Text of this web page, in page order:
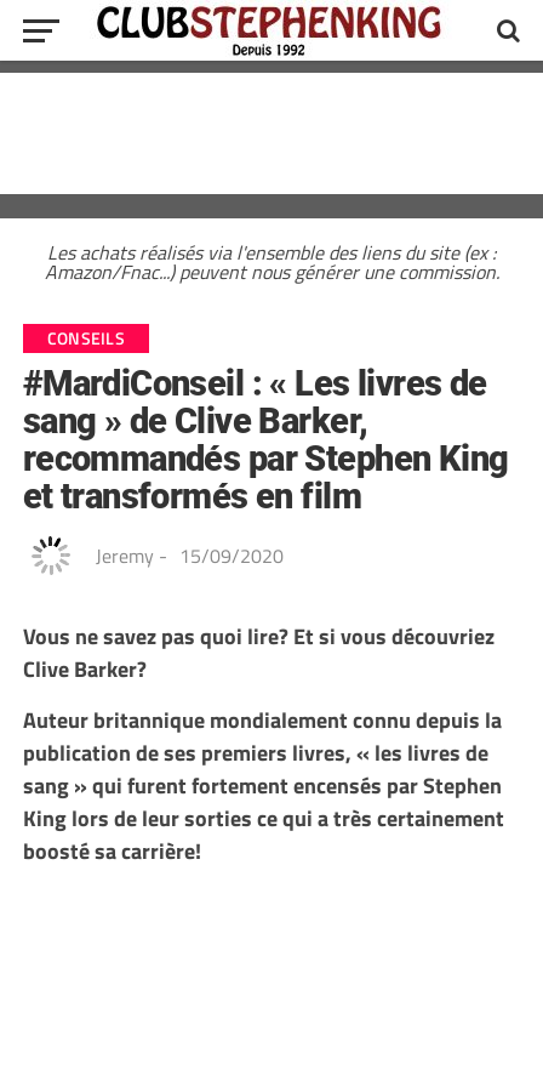
Les achats réalisés via l'ensemble des liens du site (ex :
Amazon/Fnac...) peuvent nous générer une commission.
CONSEILS
#MardiConseil : « Les livres de
sang » de Clive Barker,
recommandés par Stephen King
et transformés en film
Jeremy - 15/09/2020
Vous ne savez pas quoi lire? Et si vous découvriez
Clive Barker?
Auteur britannique mondialement connu depuis la
publication de ses premiers livres, « les livres de
sang » qui furent fortement encensés par Stephen
King lors de leur sorties ce qui a très certainement
boosté sa carrière!